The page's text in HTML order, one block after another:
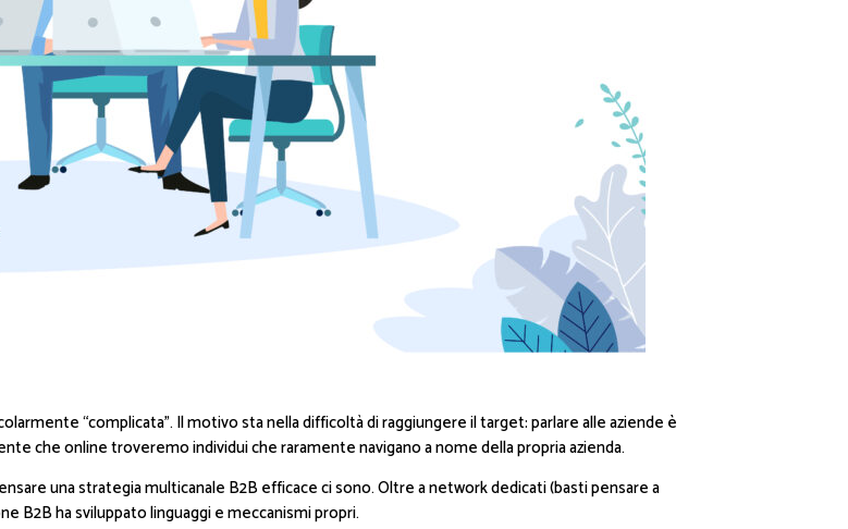
“complicata”. Il motivo sta nella difficoltà di raggiungere il target: parlare alle aziende è
che online troveremo individui che raramente navigano a nome della propria azienda.
una strategia multicanale B2B efficace ci sono. Oltre a network dedicati (basti pensare a
B2B ha sviluppato linguaggi e meccanismi propri.